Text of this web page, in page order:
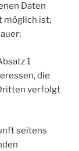
Daten
möglich ist,
1
die
verfolgt
seitens